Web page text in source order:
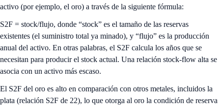
activo (por ejemplo, el oro) a través de la siguiente fórmula:
S2F = stock/flujo, donde “stock” es el tamaño de las reservas
existentes (el suministro total ya minado), y “flujo” es la producción
anual del activo. En otras palabras, el S2F calcula los años que se
necesitan para producir el stock actual. Una relación stock-flow alta se
asocia con un activo más escaso.
El S2F del oro es alto en comparación con otros metales, incluidos la
plata (relación S2F de 22), lo que otorga al oro la condición de reserva